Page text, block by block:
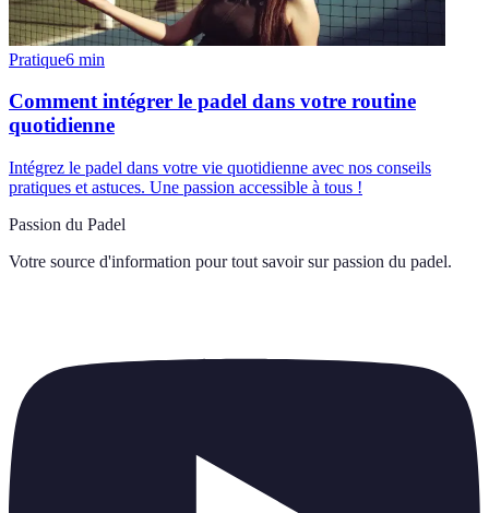
Pratique6 min
Comment intégrer le padel dans votre routine
quotidienne
Intégrez le padel dans votre vie quotidienne avec nos conseils
pratiques et astuces. Une passion accessible à tous !
Passion du Padel
Votre source d'information pour tout savoir sur passion du padel.